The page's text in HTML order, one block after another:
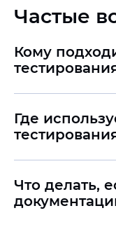
Частые
Кому
Где
Что делать,